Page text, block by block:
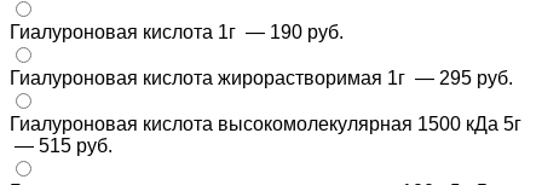
Гиалуроновая кислота 1г — 190 руб.
Гиалуроновая кислота жирорастворимая 1г — 295 руб.
Гиалуроновая кислота высокомолекулярная 1500 кДа 5г
— 515 руб.